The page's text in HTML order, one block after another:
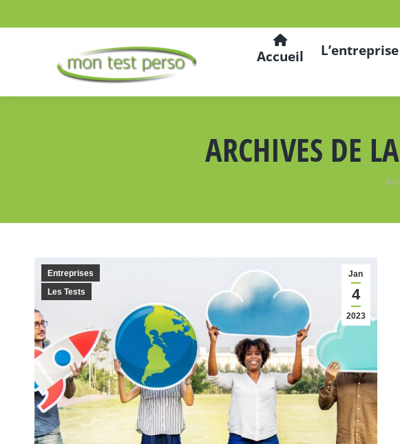
Accueil L’entreprise
ARCHIVES DE
Jan
4
2023
Entreprises
Les Tests